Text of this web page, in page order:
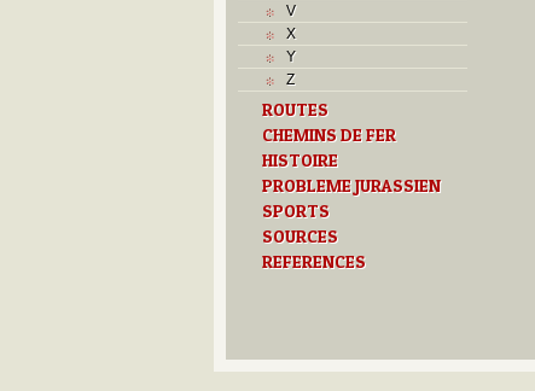
V
X
Y
Z
ROUTES
CHEMINS DE FER
HISTOIRE
PROBLEME JURASSIEN
SPORTS
SOURCES
REFERENCES